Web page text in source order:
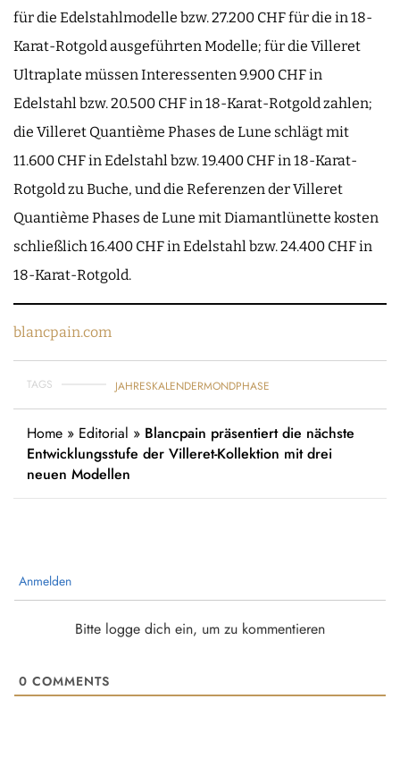
für die Edelstahlmodelle bzw. 27.200 CHF für die in 18-
Karat-Rotgold ausgeführten Modelle; für die Villeret
Ultraplate müssen Interessenten 9.900 CHF in
Edelstahl bzw. 20.500 CHF in 18-Karat-Rotgold zahlen;
die Villeret Quantième Phases de Lune schlägt mit
11.600 CHF in Edelstahl bzw. 19.400 CHF in 18-Karat-
Rotgold zu Buche, und die Referenzen der Villeret
Quantième Phases de Lune mit Diamantlünette kosten
schließlich 16.400 CHF in Edelstahl bzw. 24.400 CHF in
18-Karat-Rotgold.
blancpain.com
TAGS JAHRESKALENDERMONDPHASE
Home » Editorial » Blancpain präsentiert die nächste
Entwicklungsstufe der Villeret-Kollektion mit drei
neuen Modellen
Anmelden
Bitte logge dich ein, um zu kommentieren
0 COMMENTS